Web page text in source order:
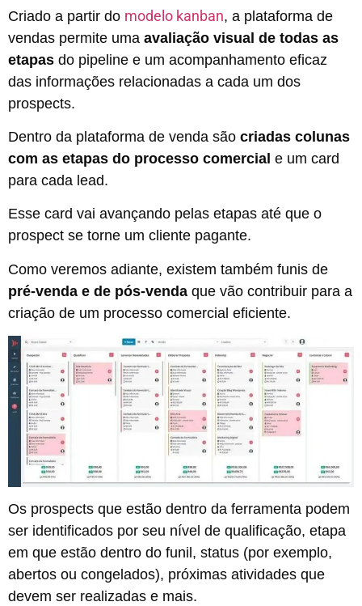
Criado a partir do modelo kanban, a plataforma de
vendas permite uma avaliação visual de todas as
etapas do pipeline e um acompanhamento eficaz
das informações relacionadas a cada um dos
prospects.
Dentro da plataforma de venda são criadas colunas
com as etapas do processo comercial e um card
para cada lead.
Esse card vai avançando pelas etapas até que o
prospect se torne um cliente pagante.
Como veremos adiante, existem também funis de
pré-venda e de pós-venda que vão contribuir para a
criação de um processo comercial eficiente.
Os prospects que estão dentro da ferramenta podem
ser identificados por seu nível de qualificação, etapa
em que estão dentro do funil, status (por exemplo,
abertos ou congelados), próximas atividades que
devem ser realizadas e mais.